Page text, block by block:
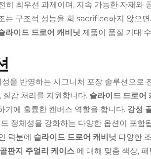
히 최우선 과제이며, 지속 가능한 자재와
는 구조적 성능을 희 sacrifice하지 않으
라이드 드로어 캐비닛 제품이 품질 기대
을 반영하는 시그니처 포장 솔루션으로
질감 처리를 지원합니다. 슬라이드 드로어
기에 훌륭한 캔버스 역할을 합니다. 강성
정체성을 강화하는 다양한 옵션이 포함
덕분에 슬라이드 드로어 캐비닛 다양한
판지 주얼리 케이스 에 대해 맞춤 색상,